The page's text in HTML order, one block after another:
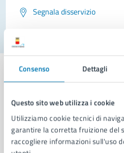
Consenso Dettagli
Questo sito web utilizza i cookie
Utilizziamo cookie tecnici di
garantire la corretta fruizione del
raccogliere informazioni sull'uso
Segnala disservizio
Comune di Napoli
AMMINISTRAZIONE